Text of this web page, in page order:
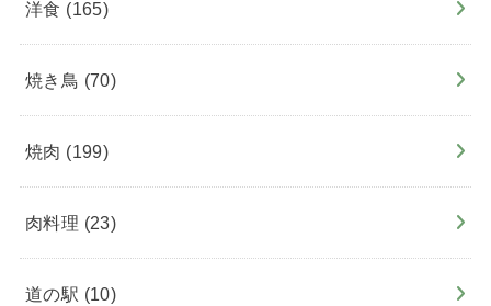
洋食 (165)
焼き鳥 (70)
焼肉 (199)
肉料理 (23)
道の駅 (10)